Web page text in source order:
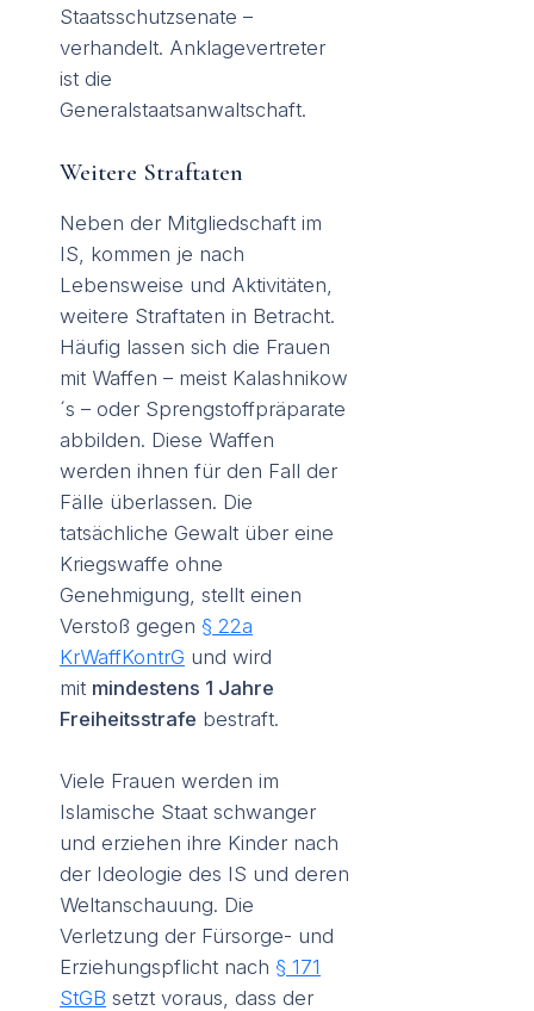
Staatsschutzsenate –
verhandelt. Anklagevertreter
ist die
Generalstaatsanwaltschaft.
Weitere Straftaten
Neben der Mitgliedschaft im
IS, kommen je nach
Lebensweise und Aktivitäten,
weitere Straftaten in Betracht.
Häufig lassen sich die Frauen
mit Waffen – meist Kalashnikow
´s – oder Sprengstoffpräparate
abbilden. Diese Waffen
werden ihnen für den Fall der
Fälle überlassen. Die
tatsächliche Gewalt über eine
Kriegswaffe ohne
Genehmigung, stellt einen
Verstoß gegen § 22a
KrWaffKontrG und wird
mit mindestens 1 Jahre
Freiheitsstrafe bestraft.
Viele Frauen werden im
Islamische Staat schwanger
und erziehen ihre Kinder nach
der Ideologie des IS und deren
Weltanschauung. Die
Verletzung der Fürsorge- und
Erziehungspflicht nach § 171
StGB setzt voraus, dass der